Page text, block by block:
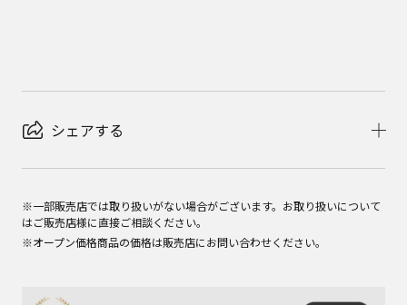
シェアする
※一部販売店では取り扱いがない場合がございます。お取り扱いについて
はご販売店様に直接ご相談ください。
※オープン価格商品の価格は販売店にお問い合わせください。